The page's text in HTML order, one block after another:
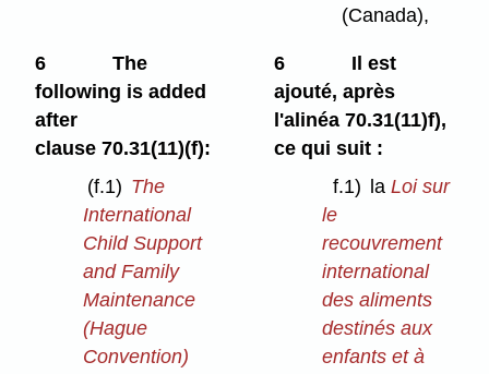
(Canada),
6
The
following is added
after
clause 70.31(11)⁠(f):
(f.1) The
International
Child Support
and Family
Maintenance
(Hague
Convention)
6
Il est
ajouté, après
l'alinéa 70.31(11)f),
ce qui suit :
f.1) laLoi sur
le
recouvrement
international
des aliments
destinés aux
enfants et à